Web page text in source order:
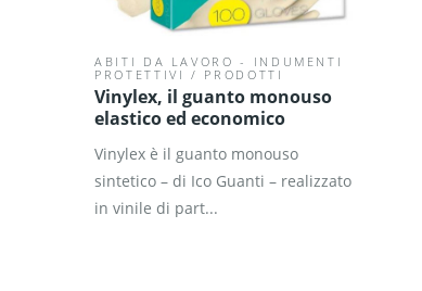
ABITI DA LAVORO - INDUMENTI
PROTETTIVI / PRODOTTI
Vinylex, il guanto monouso
elastico ed economico
Vinylex è il guanto monouso
sintetico – di Ico Guanti – realizzato
in vinile di part...